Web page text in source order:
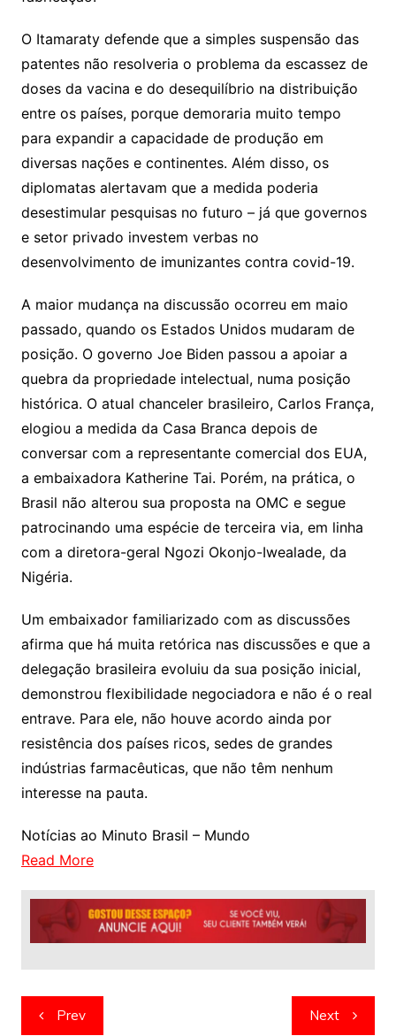
O Itamaraty defende que a simples suspensão das
patentes não resolveria o problema da escassez de
doses da vacina e do desequilíbrio na distribuição
entre os países, porque demoraria muito tempo
para expandir a capacidade de produção em
diversas nações e continentes. Além disso, os
diplomatas alertavam que a medida poderia
desestimular pesquisas no futuro – já que governos
e setor privado investem verbas no
desenvolvimento de imunizantes contra covid-19.
A maior mudança na discussão ocorreu em maio
passado, quando os Estados Unidos mudaram de
posição. O governo Joe Biden passou a apoiar a
quebra da propriedade intelectual, numa posição
histórica. O atual chanceler brasileiro, Carlos França,
elogiou a medida da Casa Branca depois de
conversar com a representante comercial dos EUA,
a embaixadora Katherine Tai. Porém, na prática, o
Brasil não alterou sua proposta na OMC e segue
patrocinando uma espécie de terceira via, em linha
com a diretora-geral Ngozi Okonjo-Iwealade, da
Nigéria.
Um embaixador familiarizado com as discussões
afirma que há muita retórica nas discussões e que a
delegação brasileira evoluiu da sua posição inicial,
demonstrou flexibilidade negociadora e não é o real
entrave. Para ele, não houve acordo ainda por
resistência dos países ricos, sedes de grandes
indústrias farmacêuticas, que não têm nenhum
interesse na pauta.
Notícias ao Minuto Brasil – Mundo
Read More
Navegação
Prev Next